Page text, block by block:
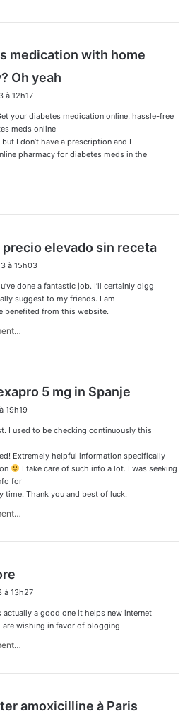
medication with home
Oh yeah
à 12h17
your diabetes medication online, hassle-free
meds online
I don’t have a prescription and I
pharmacy for diabetes meds in the
precio elevado sin receta
à 15h03
done a fantastic job. I’ll certainly digg
suggest to my friends. I am
benefited from this website.
5 mg in Spanje
19h19
I used to be checking continuously this
Extremely helpful information specifically
I take care of such info a lot. I was seeking
for
time. Thank you and best of luck.
t
:
à 13h27
actually a good one it helps new internet
are wishing in favor of blogging.
amoxicilline à Paris